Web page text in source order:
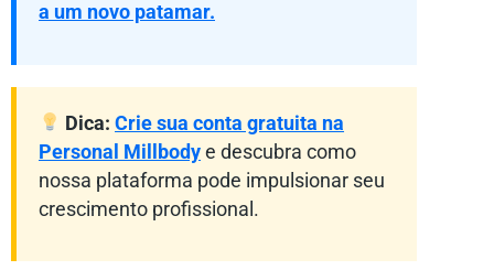
a um novo patamar.
Dica: Crie sua conta gratuita na
Personal Millbody e descubra como
nossa plataforma pode impulsionar seu
crescimento profissional.